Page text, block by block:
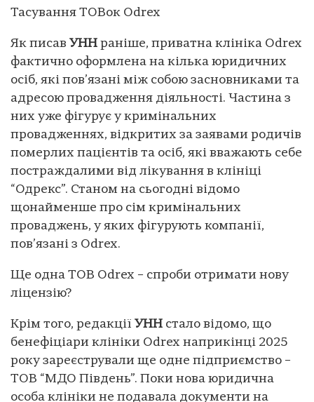
Тасування ТОВок Odrex
Як писав УНН раніше, приватна клініка Odrex
фактично оформлена на кілька юридичних
осіб, які пов’язані між собою засновниками та
адресою провадження діяльності. Частина з
них уже фігурує у кримінальних
провадженнях, відкритих за заявами родичів
померлих пацієнтів та осіб, які вважають себе
постраждалими від лікування в клініці
“Одрекс”. Станом на сьогодні відомо
щонайменше про сім кримінальних
проваджень, у яких фігурують компанії,
пов’язані з Odrex.
Ще одна ТОВ Odrex – спроби отримати нову
ліцензію?
Крім того, редакції УНН стало відомо, що
бенефіціари клініки Odrex наприкінці 2025
року зареєстрували ще одне підприємство –
ТОВ “МДО Південь”. Поки нова юридична
особа клініки не подавала документи на